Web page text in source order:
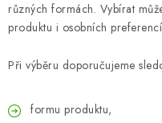
různých formách. Vybírat
produktu i osobních
Při výběru doporučujeme
formu produktu,